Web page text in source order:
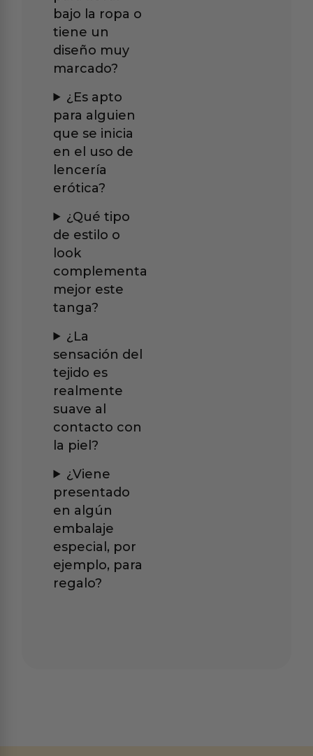
bajo la ropa o
tiene un
diseño muy
marcado?
¿Es apto
para alguien
que se inicia
en el uso de
lencería
erótica?
¿Qué tipo
de estilo o
look
complementa
mejor este
tanga?
¿La
sensación del
tejido es
realmente
suave al
contacto con
la piel?
¿Viene
presentado
en algún
embalaje
especial, por
ejemplo, para
regalo?